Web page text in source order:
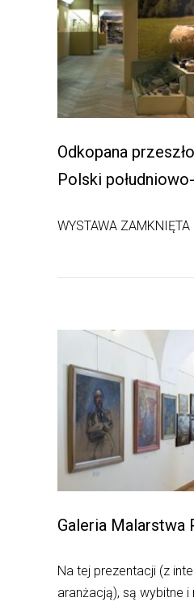
Odkopana
Polski
WYSTAWA
Galeria Malarstwa
Na tej prezentacji (z
aranżacją), są wybitne i